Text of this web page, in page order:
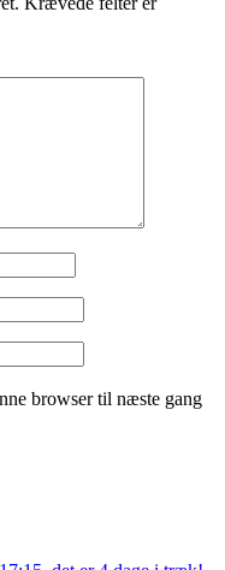
browser til næste gang